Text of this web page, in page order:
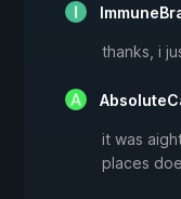
thanks, i
it was
places doe